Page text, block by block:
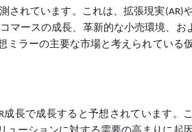
されています。これは、拡張現実(AR)
マースの成長、革新的な小売環境、お
ミラーの主要な市場と考えられている
成長で成長すると予想されています。